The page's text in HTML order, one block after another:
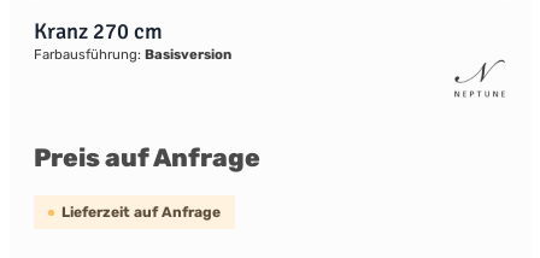
Kranz 270 cm
Farbausführung: Basisversion
Preis auf Anfrage
Lieferzeit auf Anfrage